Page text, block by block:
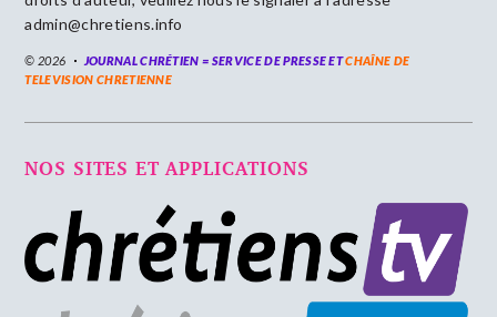
admin@chretiens.info
© 2026 JOURNAL CHRÉTIEN = SERVICE DE PRESSE ETCHAÎNE DE
TELEVISION CHRETIENNE
NOS SITES ET APPLICATIONS